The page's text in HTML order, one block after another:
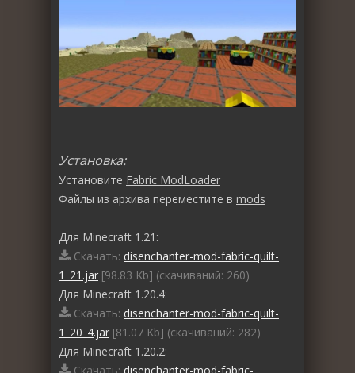
Установка:
Установите Fabric ModLoader
Файлы из архива переместите в mods
Для Minecraft 1.21:
Скачать: disenchanter-mod-fabric-quilt-
1_21.jar [98.83 Kb] (cкачиваний: 260)
Для Minecraft 1.20.4:
Скачать: disenchanter-mod-fabric-quilt-
1_20_4.jar [81.07 Kb] (cкачиваний: 282)
Для Minecraft 1.20.2: